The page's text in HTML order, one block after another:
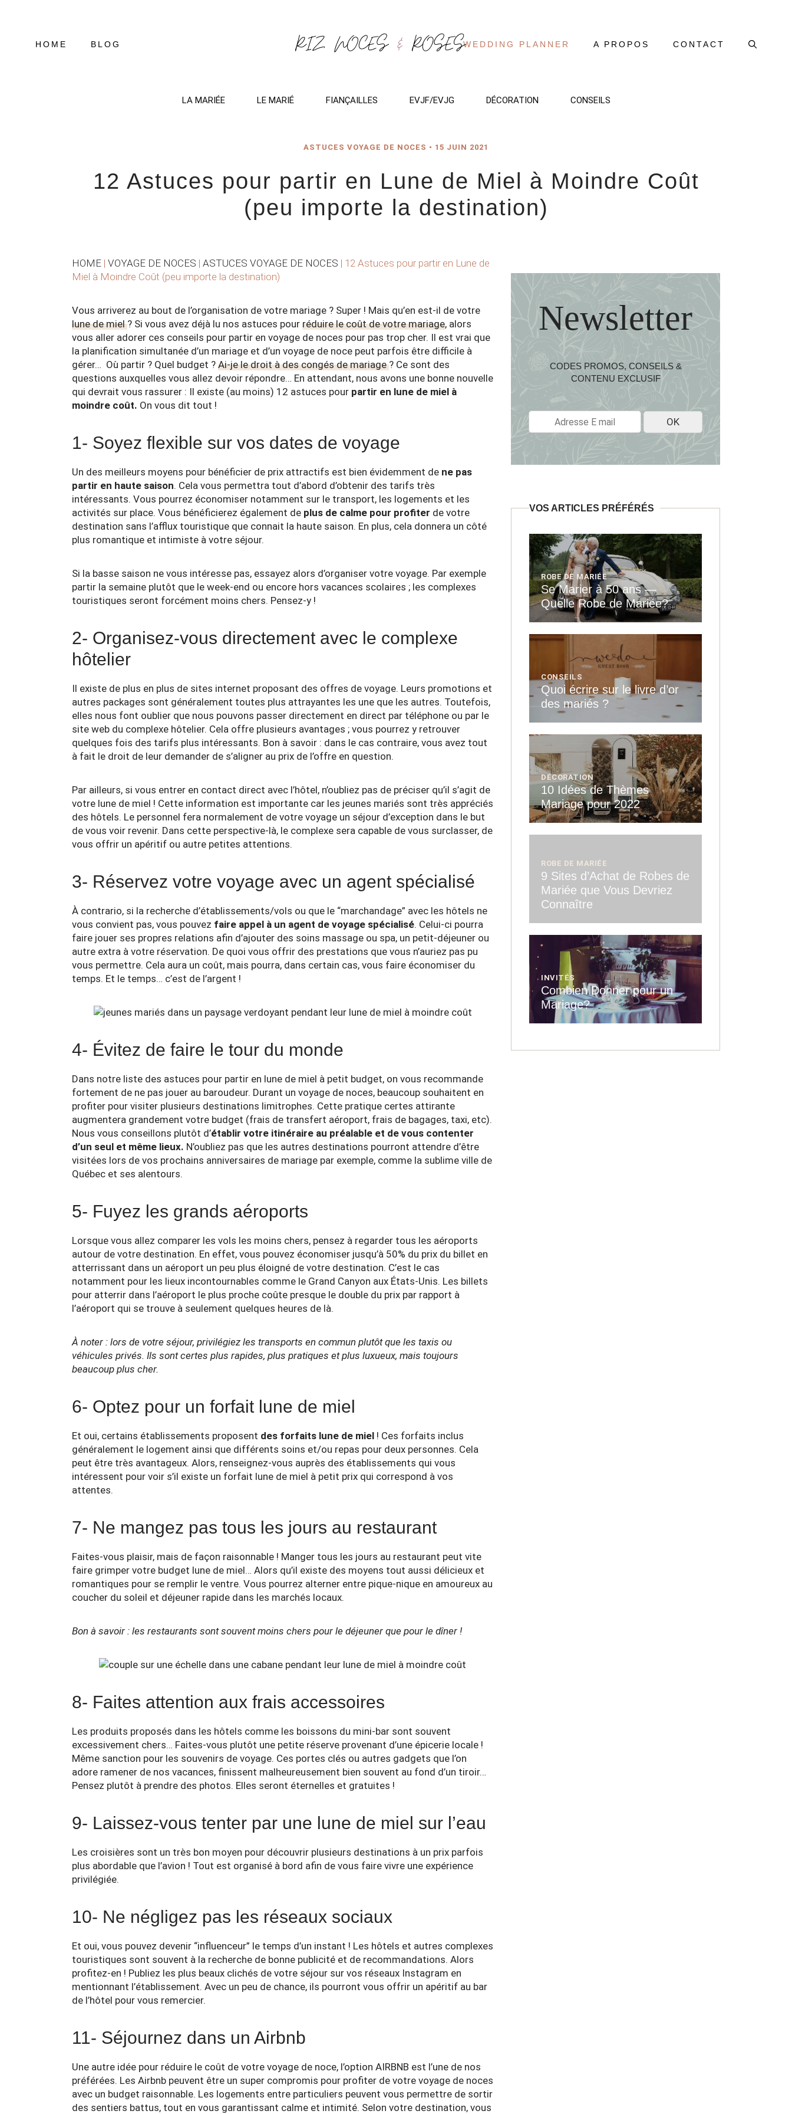
HOME BLOG WEDDING PLANNER A PROPOS CONTACT
LA MARIÉE LE MARIÉ FIANÇAILLES EVJF/EVJG DÉCORATION CONSEILS
ASTUCES VOYAGE DE NOCES • 15 JUIN 2021
12 Astuces pour partir en Lune de Miel à Moindre Coût
(peu importe la destination)
HOME | VOYAGE DE NOCES | ASTUCES VOYAGE DE NOCES | 12 Astuces pour partir en Lune de
Miel à Moindre Coût (peu importe la destination)
Vous arriverez au bout de l’organisation de votre mariage ? Super ! Mais qu’en est-il de votre
lune de miel? Si vous avez déjà lu nos astuces pour réduire le coût de votre mariage, alors
vous aller adorer ces conseils pour partir en voyage de noces pour pas trop cher. Il est vrai que
la planification simultanée d’un mariage et d’un voyage de noce peut parfois être difficile à
gérer… Où partir ? Quel budget ? Ai-je le droit à des congés de mariage? Ce sont des
questions auxquelles vous allez devoir répondre… En attendant, nous avons une bonne nouvelle
qui devrait vous rassurer : Il existe (au moins) 12 astuces pour partir en lune de miel à
moindre coût. On vous dit tout !
1- Soyez flexible sur vos dates de voyage
Un des meilleurs moyens pour bénéficier de prix attractifs est bien évidemment de ne pas
partir en haute saison. Cela vous permettra tout d’abord d’obtenir des tarifs très
intéressants. Vous pourrez économiser notamment sur le transport, les logements et les
activités sur place. Vous bénéficierez également de plus de calme pour profiter de votre
destination sans l’afflux touristique que connait la haute saison. En plus, cela donnera un côté
plus romantique et intimiste à votre séjour.
Si la basse saison ne vous intéresse pas, essayez alors d’organiser votre voyage. Par exemple
partir la semaine plutôt que le week-end ou encore hors vacances scolaires ; les complexes
touristiques seront forcément moins chers. Pensez-y !
2- Organisez-vous directement avec le complexe
hôtelier
Il existe de plus en plus de sites internet proposant des offres de voyage. Leurs promotions et
autres packages sont généralement toutes plus attrayantes les une que les autres. Toutefois,
elles nous font oublier que nous pouvons passer directement en direct par téléphone ou par le
site web du complexe hôtelier. Cela offre plusieurs avantages ; vous pourrez y retrouver
quelques fois des tarifs plus intéressants. Bon à savoir : dans le cas contraire, vous avez tout
à fait le droit de leur demander de s’aligner au prix de l’offre en question.
Par ailleurs, si vous entrer en contact direct avec l’hôtel, n’oubliez pas de préciser qu’il s’agit de
votre lune de miel ! Cette information est importante car les jeunes mariés sont très appréciés
des hôtels. Le personnel fera normalement de votre voyage un séjour d’exception dans le but
de vous voir revenir. Dans cette perspective-là, le complexe sera capable de vous surclasser, de
vous offrir un apéritif ou autre petites attentions.
3- Réservez votre voyage avec un agent spécialisé
À contrario, si la recherche d’établissements/vols ou que le “marchandage” avec les hôtels ne
vous convient pas, vous pouvez faire appel à un agent de voyage spécialisé. Celui-ci pourra
faire jouer ses propres relations afin d’ajouter des soins massage ou spa, un petit-déjeuner ou
autre extra à votre réservation. De quoi vous offrir des prestations que vous n’auriez pas pu
vous permettre. Cela aura un coût, mais pourra, dans certain cas, vous faire économiser du
temps. Et le temps… c’est de l’argent !
4- Évitez de faire le tour du monde
Dans notre liste des astuces pour partir en lune de miel à petit budget, on vous recommande
fortement de ne pas jouer au baroudeur. Durant un voyage de noces, beaucoup souhaitent en
profiter pour visiter plusieurs destinations limitrophes. Cette pratique certes attirante
augmentera grandement votre budget (frais de transfert aéroport, frais de bagages, taxi, etc).
Nous vous conseillons plutôt d’établir votre itinéraire au préalable et de vous contenter
d’un seul et même lieux. N’oubliez pas que les autres destinations pourront attendre d’être
visitées lors de vos prochains anniversaires de mariage par exemple, comme la sublime ville de
Québec et ses alentours.
5- Fuyez les grands aéroports
Lorsque vous allez comparer les vols les moins chers, pensez à regarder tous les aéroports
autour de votre destination. En effet, vous pouvez économiser jusqu’à 50% du prix du billet en
atterrissant dans un aéroport un peu plus éloigné de votre destination. C’est le cas
notamment pour les lieux incontournables comme le Grand Canyon aux États-Unis. Les billets
pour atterrir dans l’aéroport le plus proche coûte presque le double du prix par rapport à
l’aéroport qui se trouve à seulement quelques heures de là.
À noter : lors de votre séjour, privilégiez les transports en commun plutôt que les taxis ou
véhicules privés. Ils sont certes plus rapides, plus pratiques et plus luxueux, mais toujours
beaucoup plus cher.
6- Optez pour un forfait lune de miel
Et oui, certains établissements proposent des forfaits lune de miel ! Ces forfaits inclus
généralement le logement ainsi que différents soins et/ou repas pour deux personnes. Cela
peut être très avantageux. Alors, renseignez-vous auprès des établissements qui vous
intéressent pour voir s’il existe un forfait lune de miel à petit prix qui correspond à vos
attentes.
7- Ne mangez pas tous les jours au restaurant
Faites-vous plaisir, mais de façon raisonnable ! Manger tous les jours au restaurant peut vite
faire grimper votre budget lune de miel… Alors qu’il existe des moyens tout aussi délicieux et
romantiques pour se remplir le ventre. Vous pourrez alterner entre pique-nique en amoureux au
coucher du soleil et déjeuner rapide dans les marchés locaux.
Bon à savoir : les restaurants sont souvent moins chers pour le déjeuner que pour le dîner !
8- Faites attention aux frais accessoires
Les produits proposés dans les hôtels comme les boissons du mini-bar sont souvent
excessivement chers… Faites-vous plutôt une petite réserve provenant d’une épicerie locale !
Même sanction pour les souvenirs de voyage. Ces portes clés ou autres gadgets que l’on
adore ramener de nos vacances, finissent malheureusement bien souvent au fond d’un tiroir…
Pensez plutôt à prendre des photos. Elles seront éternelles et gratuites !
9- Laissez-vous tenter par une lune de miel sur l’eau
Les croisières sont un très bon moyen pour découvrir plusieurs destinations à un prix parfois
plus abordable que l’avion ! Tout est organisé à bord afin de vous faire vivre une expérience
privilégiée.
10- Ne négligez pas les réseaux sociaux
Et oui, vous pouvez devenir “influenceur” le temps d’un instant ! Les hôtels et autres complexes
touristiques sont souvent à la recherche de bonne publicité et de recommandations. Alors
profitez-en ! Publiez les plus beaux clichés de votre séjour sur vos réseaux Instagram en
mentionnant l’établissement. Avec un peu de chance, ils pourront vous offrir un apéritif au bar
de l’hôtel pour vous remercier.
11- Séjournez dans un Airbnb
Une autre idée pour réduire le coût de votre voyage de noce, l’option AIRBNB est l’une de nos
préférées. Les Airbnb peuvent être un super compromis pour profiter de votre voyage de noces
avec un budget raisonnable. Les logements entre particuliers peuvent vous permettre de sortir
des sentiers battus, tout en vous garantissant calme et intimité. Selon votre destination, vous
Newsletter
CODES PROMOS, CONSEILS &
CONTENU EXCLUSIF
E
I
OK
VOS ARTICLES PRÉFÉRÉS
ROBE DE MARIÉE
Se Marier à 50 ans —
Quelle Robe de Mariée?
CONSEILS
Quoi écrire sur le livre d’or
des mariés ?
DÉCORATION
10 Idées de Thèmes
Mariage pour 2022
ROBE DE MARIÉE
9 Sites d’Achat de Robes de
Mariée que Vous Devriez
Connaître
INVITÉS
Combien Donner pour un
Mariage?